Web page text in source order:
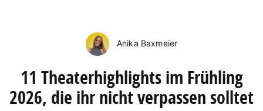
Anika Baxmeier
11 Theaterhighlights im Frühling
2026, die ihr nicht verpassen solltet